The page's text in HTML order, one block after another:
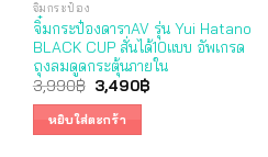
จิ๋มกระป๋อง
จิ๋มกระป๋องดาราAV รุ่น Yui Hatano
BLACK CUP สั่นได้10แบบ อัพเกรด
ถุงลมดูดกระตุ้นภายใน
3,990฿ Original
price
was:
3,990฿.
3,490฿Current
หยิบใส่ตะกร้า